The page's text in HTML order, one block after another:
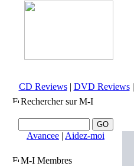
CD Reviews| DVD Reviews|
Rechercher sur M-I
Avancee | Aidez-moi
M-I Membres